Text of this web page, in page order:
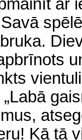
ar
Kā tā